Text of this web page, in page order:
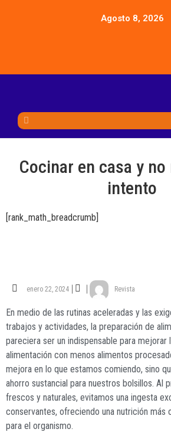
Agosto 8, 2026
Cocinar en casa y
intento
[rank_math_breadcrumb]
enero 22, 2024 Revista
En medio de las rutinas aceleradas y las
trabajos y actividades, la preparación de
pareciera ser un indispensable para mejorar
alimentación con menos alimentos
mejora en lo que estamos comiendo, sino
ahorro sustancial para nuestros bolsillos. Al
frescos y naturales, evitamos una ingesta
conservantes, ofreciendo una nutrición más
para el organismo.